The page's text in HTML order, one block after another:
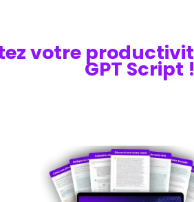
votre
GPT Script !